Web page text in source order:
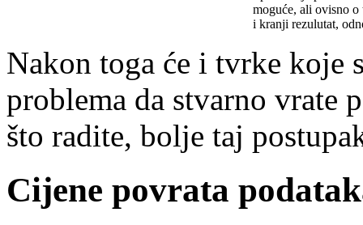
moguće, ali ovisno
i kranji rezulutat,
Nakon toga će i tvrke koje
problema da stvarno vrate
što radite, bolje taj
Cijene povrata